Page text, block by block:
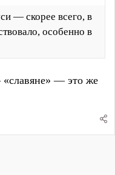
— скорее всего, в
особенно в
— это же